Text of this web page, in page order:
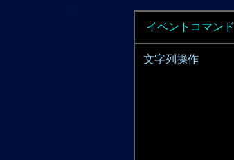
イベントコマンド
文字列操作